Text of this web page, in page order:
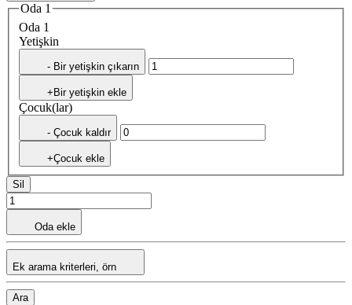
Oda 1
Oda 1
Yetişkin
- Bir yetişkin çıkarın
+Bir yetişkin ekle
Çocuk(lar)
- Çocuk kaldır
+Çocuk ekle
Sil
Oda ekle
Ek arama kriterleri, örn
Ara